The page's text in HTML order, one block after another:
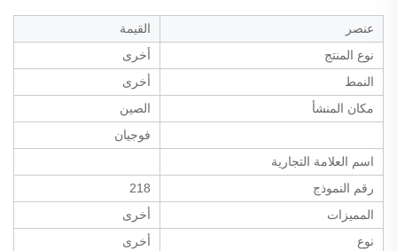
عنصر
القيمة
نوع المنتج
أخرى
النمط
أخرى
مكان المنشأ
الصين
فوجيان
اسم العلامة التجارية
رقم النموذج
218
المميزات
أخرى
نوع
أخرى